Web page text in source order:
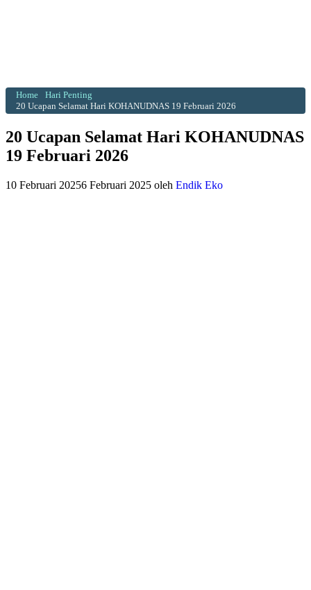
Home
Hari Penting
20 Ucapan Selamat Hari KOHANUDNAS 19 Februari 2026
20 Ucapan Selamat Hari KOHANUDNAS
19 Februari 2026
10 Februari 20256 Februari 2025 oleh Endik Eko